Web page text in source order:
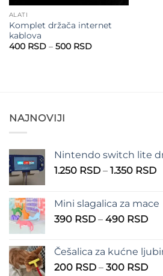
ALATI
Komplet držača internet
kablova
400 RSD – 500 RSDRaspon
NAJNOVIJI
Nintendo switch lite
1.250 RSD – 1.350 RSD
Mini slagalica za mace
390 RSD – 490 RSD
do
Češalica za kućne
200 RSD – 300 RSD